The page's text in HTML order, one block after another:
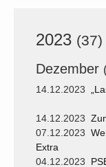
2023 (37)
Dezember
14.12.2023
14.12.2023
07.12.2023
Extra
04.12.2023